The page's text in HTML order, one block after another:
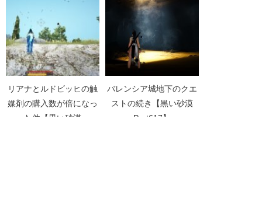
リアナとルドビッヒの触
媒剤の購入数が倍になっ
た件【黒い砂漠
バレンシア城地下のクエ
ストの続き【黒い砂漠
Part617】